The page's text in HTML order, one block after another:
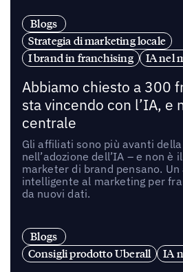
Blogs
Strategia di marketing locale
I brand in franchising
IA nel
Abbiamo chiesto a 300
sta vincendo con l’IA, e
centrale
Gli affiliati sono più avanti
nell’adozione dell’IA – e non è
marketer di brand pensano. Un
intelligente al marketing per
da nuovi dati.
Blogs
Consigli prodotto Uberall
IA